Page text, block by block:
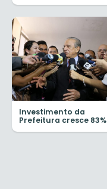
Investimento da
Prefeitura cresce 83%